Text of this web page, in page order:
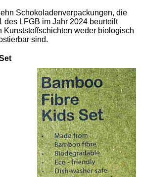
Schokoladenverpackungen, die
des LFGB im Jahr 2024 beurteilt
Kunststoffschichten weder biologisch
sind.